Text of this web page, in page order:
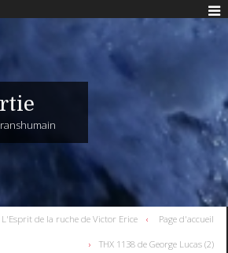
L'Esprit de la ruche de Victor Erice Page d'accueil
THX 1138 de George Lucas (2)